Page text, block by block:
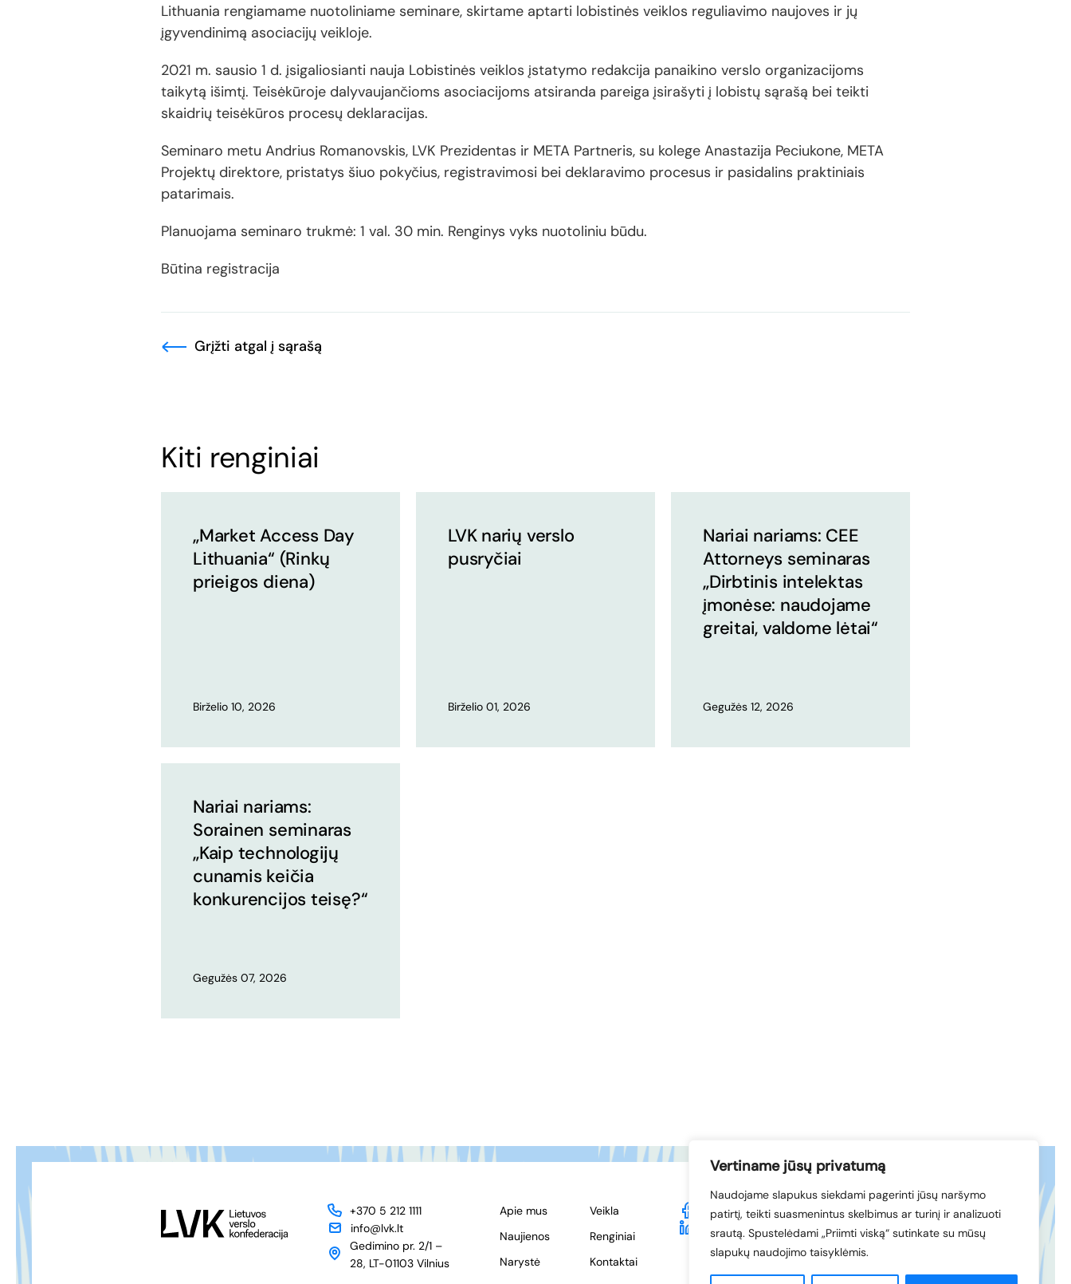
Vertiname jūsų privatumą
Naudojame slapukus siekdami pagerinti jūsų naršymo
patirtį, teikti suasmenintus skelbimus ar turinį ir analizuoti
srautą. Spustelėdami „Priimti viską“ sutinkate su mūsų
slapukų naudojimo taisyklėmis.
Lithuania rengiamame nuotoliniame seminare, skirtame aptarti lobistinės veiklos reguliavimo naujoves ir jų
įgyvendinimą asociacijų veikloje.
2021 m. sausio 1 d. įsigaliosianti nauja Lobistinės veiklos įstatymo redakcija panaikino verslo organizacijoms
taikytą išimtį. Teisėkūroje dalyvaujančioms asociacijoms atsiranda pareiga įsirašyti į lobistų sąrašą bei teikti
skaidrių teisėkūros procesų deklaracijas.
Seminaro metu Andrius Romanovskis, LVK Prezidentas ir META Partneris, su kolege Anastazija Peciukone, META
Projektų direktore, pristatys šiuo pokyčius, registravimosi bei deklaravimo procesus ir pasidalins praktiniais
patarimais.
Planuojama seminaro trukmė: 1 val. 30 min. Renginys vyks nuotoliniu būdu.
Būtina registracija
Grįžti atgal į sąrašą
Kiti renginiai
„Market Access Day
Lithuania“ (Rinkų
prieigos diena)
Birželio 10, 2026
LVK narių verslo
pusryčiai
Birželio 01, 2026
Nariai nariams: CEE
Attorneys seminaras
„Dirbtinis intelektas
įmonėse: naudojame
greitai, valdome lėtai“
Gegužės 12, 2026
Nariai nariams:
Sorainen seminaras
„Kaip technologijų
cunamis keičia
konkurencijos teisę?“
Gegužės 07, 2026
+370 5 212 1111
info@lvk.lt
Gedimino pr. 2/1 –
28, LT-01103 Vilnius
Apie mus
Naujienos
Narystė
Veikla
Renginiai
Kontaktai
Facebook
LinkedIn
© 1994-2026 LVK